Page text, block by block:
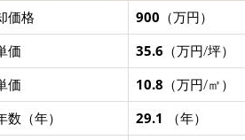
価格
900 （万円）
価
35.6 （万円/坪）
価
10.8 （万円/㎡）
数（年）
29.1 （年）